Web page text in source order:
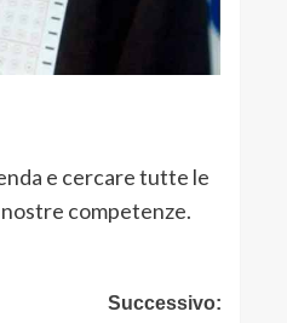
e cercare tutte le
competenze.
Successivo: